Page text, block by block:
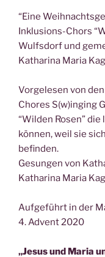
“Eine
Inklusions-Chors
Wulfsdorf und
Katharina Maria
Vorgelesen von
Chores S(w)inging
“Wilden Rosen”
können, weil sie
befinden.
Gesungen von
Katharina Maria
Aufgeführt in der
4. Advent 2020
„Jesus und Maria